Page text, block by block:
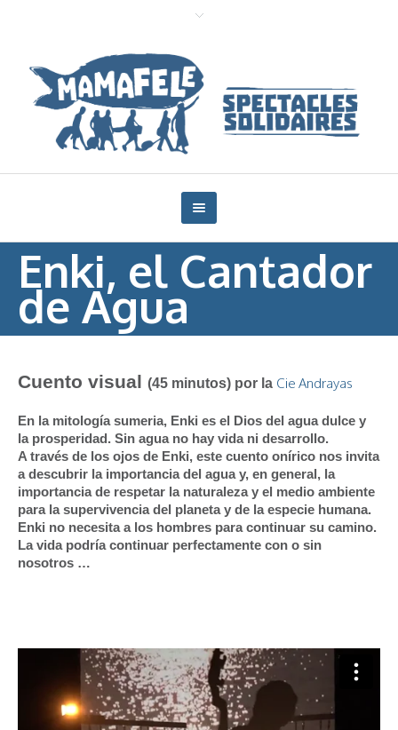
Enki, el Cantador
de Agua
Cuento visual(45 minutos) por la Cie Andrayas
En la mitología sumeria, Enki es el Dios del agua dulce y
la prosperidad. Sin agua no hay vida ni desarrollo.
A través de los ojos de Enki, este cuento onírico nos invita
a descubrir la importancia del agua y, en general, la
importancia de respetar la naturaleza y el medio ambiente
para la supervivencia del planeta y de la especie humana.
Enki no necesita a los hombres para continuar su camino.
La vida podría continuar perfectamente con o sin
nosotros …